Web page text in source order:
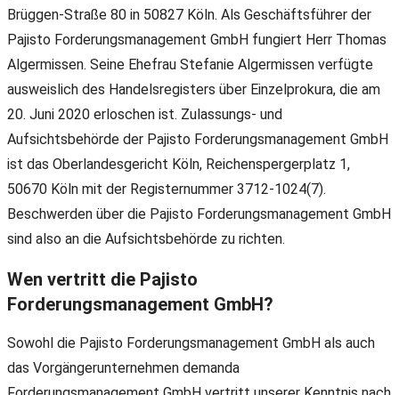
Brüggen-Straße 80 in 50827 Köln. Als Geschäftsführer der
Pajisto Forderungsmanagement GmbH fungiert Herr Thomas
Algermissen. Seine Ehefrau Stefanie Algermissen verfügte
ausweislich des Handelsregisters über Einzelprokura, die am
20. Juni 2020 erloschen ist. Zulassungs- und
Aufsichtsbehörde der Pajisto Forderungsmanagement GmbH
ist das Oberlandesgericht Köln, Reichenspergerplatz 1,
50670 Köln mit der Registernummer 3712-1024(7).
Beschwerden über die Pajisto Forderungsmanagement GmbH
sind also an die Aufsichtsbehörde zu richten.
Wen vertritt die Pajisto
Forderungsmanagement GmbH?
Sowohl die Pajisto Forderungsmanagement GmbH als auch
das Vorgängerunternehmen demanda